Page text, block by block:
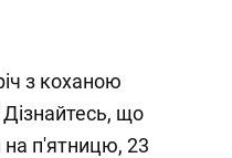
з коханою
що
на п'ятницю, 23